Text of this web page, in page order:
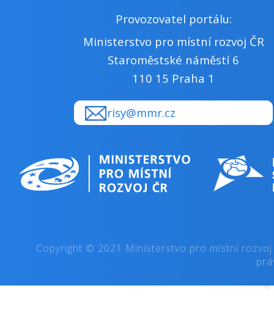
Provozovatel portálu:
Ministerstvo pro místní rozvoj ČR
Staroměstské náměstí 6
110 15 Praha 1
risy@mmr.cz
Copyright © 2021 Ministerstvo pro místní rozvoj